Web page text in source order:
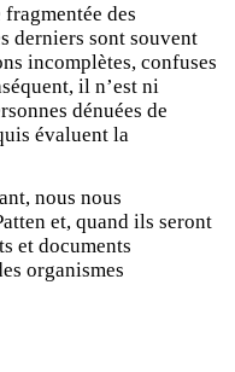
des
derniers sont souvent
incomplètes, confuses
il n’est ni
dénuées de
évaluent la
nous nous
et, quand ils seront
et documents
organismes